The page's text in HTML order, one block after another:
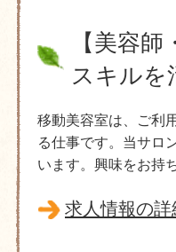
【美容師
スキルを
移動美容室は、ご利
る仕事です。当サロ
います。興味をお持
求人情報の